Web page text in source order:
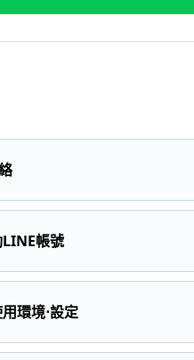
LINE帳號
環境⋅設定